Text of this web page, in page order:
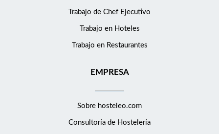
Trabajo de Chef Ejecutivo
Trabajo en Hoteles
Trabajo en Restaurantes
EMPRESA
Sobre hosteleo.com
Consultoría de Hostelería